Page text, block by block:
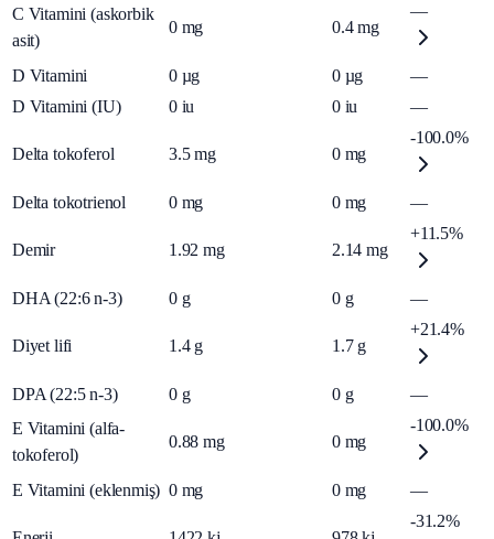
C Vitamini (askorbik
asit)
0 mg 0.4 mg
—
D Vitamini 0 µg 0 µg
—
D Vitamini (IU)
0 iu 0 iu —
Delta tokoferol 3.5 mg 0 mg
-100.0%
Delta tokotrienol 0 mg 0 mg —
Demir 1.92 mg 2.14 mg
+11.5%
DHA (22:6 n-3) 0 g 0 g —
Diyet lifi 1.4 g 1.7 g
+21.4%
DPA (22:5 n-3) 0 g 0 g
—
E Vitamini (alfa-
tokoferol)
0.88 mg 0 mg
-100.0%
E Vitamini (eklenmiş) 0 mg 0 mg —
-31.2%